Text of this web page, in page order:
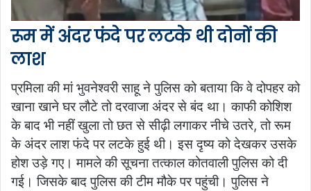
रूम में अंदर फंदे पर लटके थी दोनों की
लाश
प्रमिला की मां भुवनेश्वरी साहू ने पुलिस को बताया कि वे दोपहर को
खाना खाने घर लौटे तो दरवाजा अंदर से बंद था। काफी कोशिश
के बाद भी नहीं खुला तो छत से सीढ़ी लगाकर नीचे उतरे, तो रूम
के अंदर लाश फंदे पर लटके हुई थी। इस दृष्य को देखकर उसके
होश उड़े गए। मामले की सूचना तत्काल कोतवाली पुलिस को दी
गई। जिसके बाद पुलिस की टीम मौके पर पहुंची। पुलिस ने